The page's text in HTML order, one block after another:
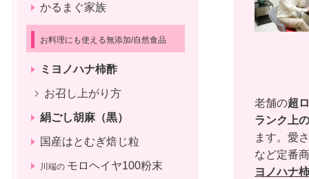
老舗の超
ランク上
ます。愛
など定番
ヨノハナ
かるまぐ家族
お料理にも使える無添加/自然食品
ミヨノハナ柿酢
お召し上がり方
絹ごし胡麻（黒）
国産はとむぎ焙じ粒
川端の モロヘイヤ100粉末